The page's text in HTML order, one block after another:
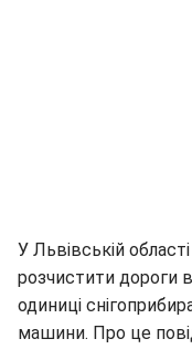
У Львівській
розчистити дороги
одиниці
машини. Про це